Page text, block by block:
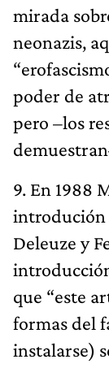
mirada
neonazis,
poder de
pero –los
9. En 1988
introdución
Deleuze y
que “este
formas del
instalarse)